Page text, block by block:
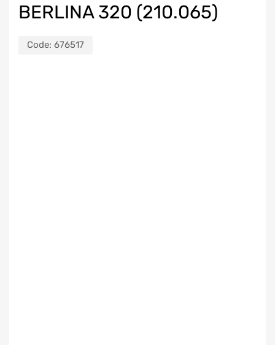
BERLINA 320 (210.065)
Code: 676517